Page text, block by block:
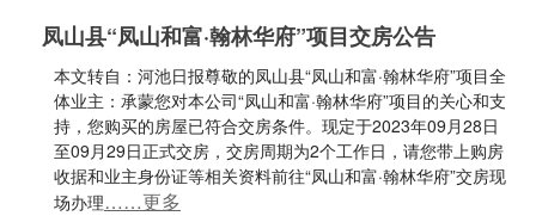
凤山县“凤山和富·翰林华府”项目交房公告
本文转自：河池日报尊敬的凤山县“凤山和富·翰林华府”项目全
体业主：承蒙您对本公司“凤山和富·翰林华府”项目的关心和支
持，您购买的房屋已符合交房条件。现定于2023年09月28日
至09月29日正式交房，交房周期为2个工作日，请您带上购房
收据和业主身份证等相关资料前往“凤山和富·翰林华府”交房现
场办理……更多